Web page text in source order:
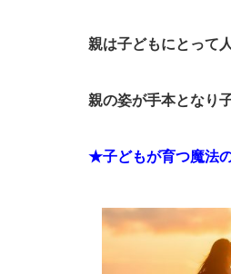
親は子どもにとって
親の姿が手本となり
★子どもが育つ魔法